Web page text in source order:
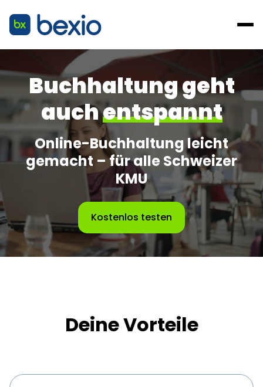
Buchhaltung geht
auchentspannt
Online-Buchhaltung leicht
gemacht – für alle Schweizer
KMU
Kostenlos testen
Deine Vorteile